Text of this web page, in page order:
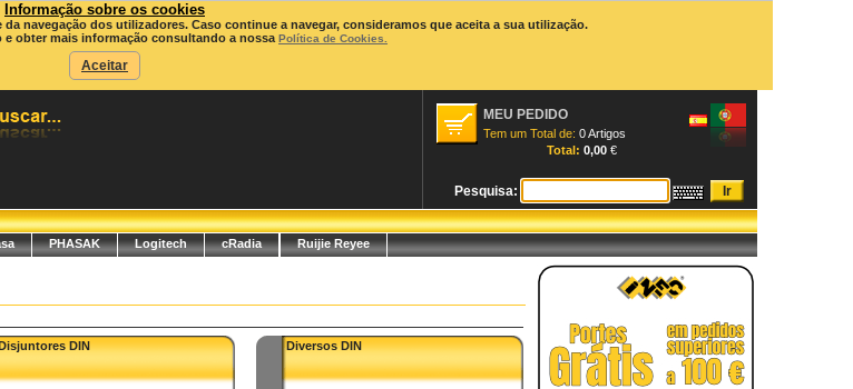
Informação sobre os cookies
navegação dos utilizadores. Caso continue a navegar, consideramos que aceita a sua utilização.
obter mais informação consultando a nossa Política de Cookies.
Aceitar
MEU PEDIDO
Tem um Total de: 0 Artigos
Total: 0,00 €
Pesquisa:
PHASAK Logitech cRadia Ruijie Reyee
DIN Diversos DIN